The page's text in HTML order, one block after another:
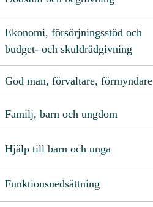
Ekonomi, försörjningsstöd och
budget- och skuldrådgivning
God man, förvaltare, förmyndare
Familj, barn och ungdom
Hjälp till barn och unga
Funktionsnedsättning